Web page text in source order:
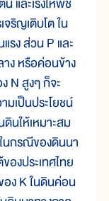
จริญเติบโต ใน
รง ส่วน P และ
ง หรือค่อนข้าง
N สูงๆ ก็จะ
มเป็นประโยชน์
นให้เหมาะสม
นกรณีของดินนา
องประเทศไทย
อง K ในดินค่อน